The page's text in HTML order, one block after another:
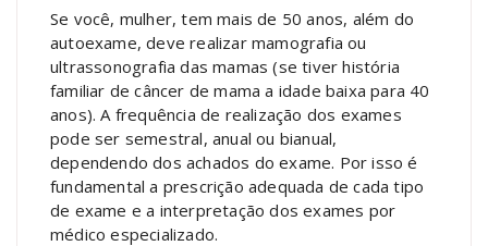
Se você, mulher, tem mais de 50 anos, além do
autoexame, deve realizar mamografia ou
ultrassonografia das mamas (se tiver história
familiar de câncer de mama a idade baixa para 40
anos). A frequência de realização dos exames
pode ser semestral, anual ou bianual,
dependendo dos achados do exame. Por isso é
fundamental a prescrição adequada de cada tipo
de exame e a interpretação dos exames por
médico especializado.